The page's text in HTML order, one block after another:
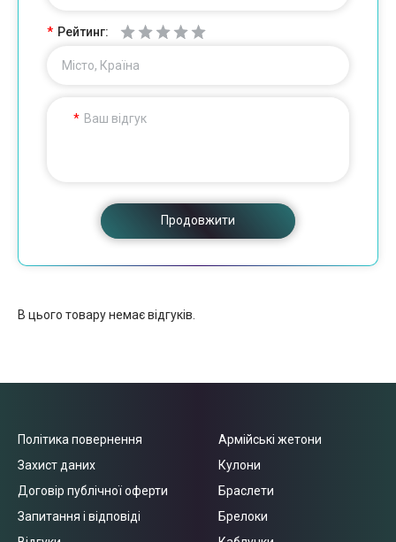
Рейтинг:
Місто, Країна
Ваш відгук
Продовжити
В цього товару немає відгуків.
Політика повернення
Захист даних
Договір публічної оферти
Запитання і відповіді
Армійські жетони
Кулони
Браслети
Брелоки